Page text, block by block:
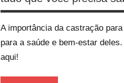
A importância da castração
para a saúde e bem-estar
aqui!